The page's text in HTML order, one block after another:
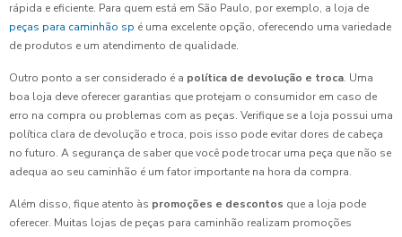
rápida e eficiente. Para quem está em São Paulo, por exemplo, a loja de
peças para caminhão sp é uma excelente opção, oferecendo uma variedade
de produtos e um atendimento de qualidade.
Outro ponto a ser considerado é a política de devolução e troca. Uma
boa loja deve oferecer garantias que protejam o consumidor em caso de
erro na compra ou problemas com as peças. Verifique se a loja possui uma
política clara de devolução e troca, pois isso pode evitar dores de cabeça
no futuro. A segurança de saber que você pode trocar uma peça que não se
adequa ao seu caminhão é um fator importante na hora da compra.
Além disso, fique atento às promoções e descontos que a loja pode
oferecer. Muitas lojas de peças para caminhão realizam promoções